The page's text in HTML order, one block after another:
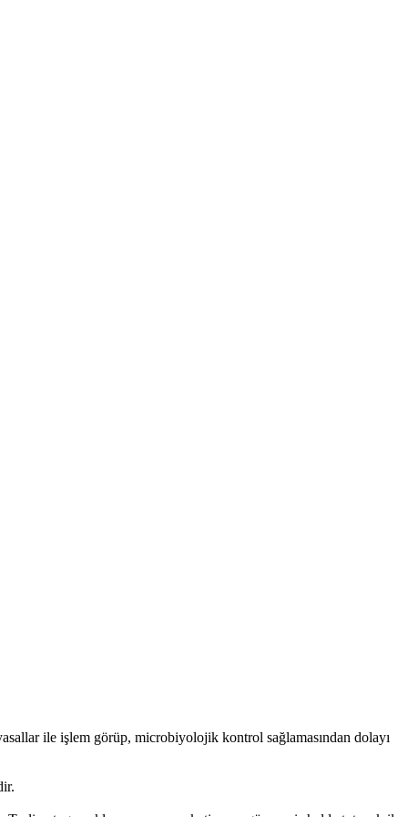
ile işlem görüp, microbiyolojik kontrol sağlamasından dolayı